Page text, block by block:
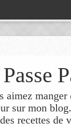
aimez
sur mon
recettes de